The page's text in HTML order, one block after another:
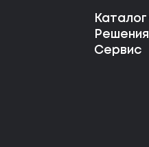
Каталог
Решения
Сервис